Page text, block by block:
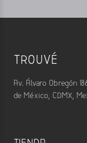
TROUVÉ
Av. Álvaro Obregón
de México, CDMX,